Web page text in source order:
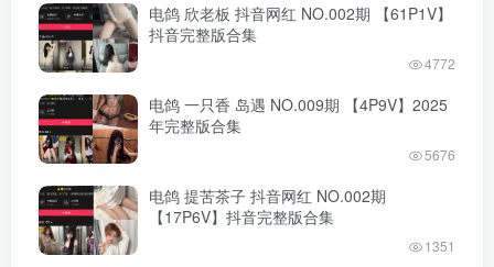
电鸽 欣老板 抖音网红 NO.002期 【61P1V】
抖音完整版合集
4772
电鸽 一只香 岛遇 NO.009期 【4P9V】2025
年完整版合集
5676
电鸽 提苦茶子 抖音网红 NO.002期
【17P6V】抖音完整版合集
1351